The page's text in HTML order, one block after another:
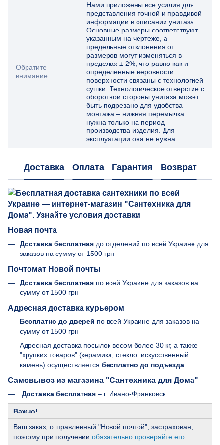
Обратите
внимание
Нами приложены все усилия для
представления точной и правдивой
информации в описании унитаза.
Основные размеры соответствуют
указанным на чертеже, а
предельные отклонения от
размеров могут изменяться в
пределах ± 2%, что равно как и
определенные неровности
поверхности связаны с технологией
сушки. Технологическое отверстие с
оборотной стороны унитаза может
быть подрезано для удобства
монтажа – нижняя перемычка
нужна только на период
производства изделия. Для
эксплуатации она не нужна.
Доставка Оплата Гарантия Возврат
Новая почта
Доставка бесплатная до отделений по всей Украине для
заказов на сумму от 1500 грн
Почтомат Новой почты
Доставка бесплатная по всей Украине для заказов на
сумму от 1500 грн
Адресная доставка курьером
Бесплатно до дверей по всей Украине для заказов на
сумму от 1500 грн
Адресная доставка посылок весом более 30 кг, а также
"хрупких товаров" (керамика, стекло, искусственный
камень) осуществляется бесплатно до подъезда
Самовывоз из магазина "Сантехника для Дома"
Доставка бесплатная – г. Ивано-Франковск
Важно!
Ваш заказ, отправленный "Новой почтой", застрахован,
поэтому при получении обязательно проверяйте его